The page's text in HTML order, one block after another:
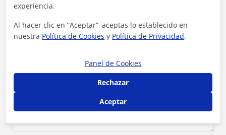
experiencia.
Al hacer clic en “Aceptar”, aceptas lo establecido en
nuestra Política de Cookies y Política de Privacidad.
Panel de Cookies
Rechazar
Aceptar